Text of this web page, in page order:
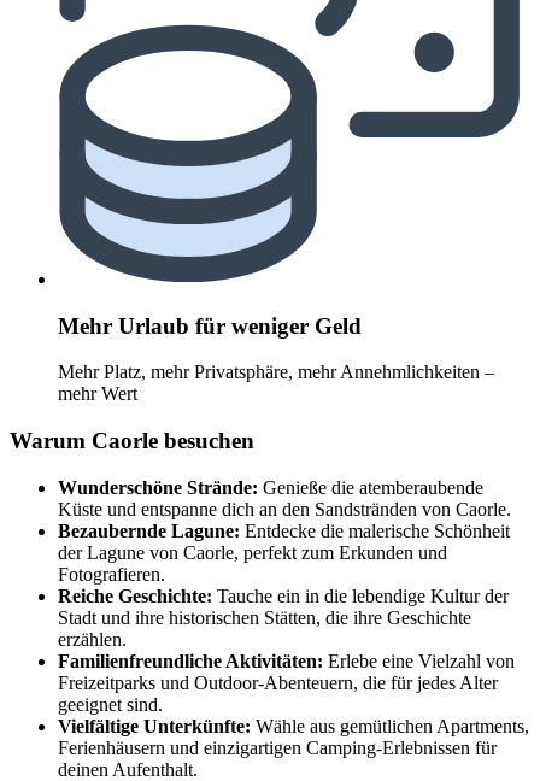
Mehr Urlaub für weniger Geld
Mehr Platz, mehr Privatsphäre, mehr Annehmlichkeiten –
mehr Wert
Warum Caorle besuchen
Wunderschöne Strände: Genieße die atemberaubende
Küste und entspanne dich an den Sandstränden von Caorle.
Bezaubernde Lagune: Entdecke die malerische Schönheit
der Lagune von Caorle, perfekt zum Erkunden und
Fotografieren.
Reiche Geschichte: Tauche ein in die lebendige Kultur der
Stadt und ihre historischen Stätten, die ihre Geschichte
erzählen.
Familienfreundliche Aktivitäten: Erlebe eine Vielzahl von
Freizeitparks und Outdoor-Abenteuern, die für jedes Alter
geeignet sind.
Vielfältige Unterkünfte: Wähle aus gemütlichen Apartments,
Ferienhäusern und einzigartigen Camping-Erlebnissen für
deinen Aufenthalt.